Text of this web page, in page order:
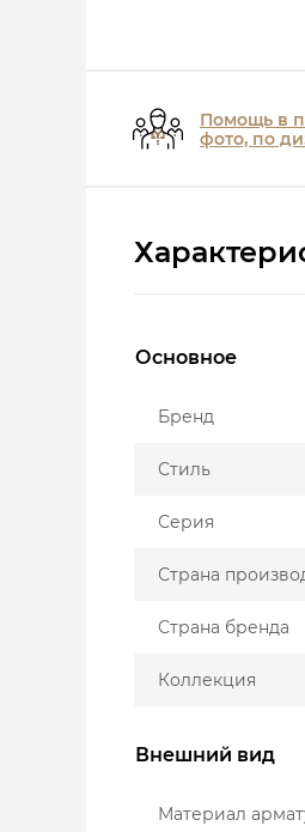
Помощь в
фото, по
Основное
Бренд
Стиль
Серия
Страна
Страна бренда
Коллекция
Внешний вид
Материал